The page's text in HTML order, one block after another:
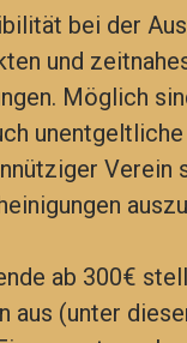
bei der
und
Möglich
Verein
ab 300€
aus (unter